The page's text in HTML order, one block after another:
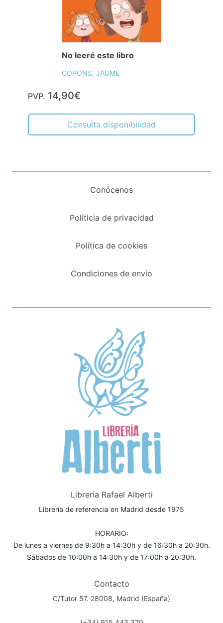
No leeré este libro
COPONS, JAUME
PVP. 14,90€
Consulta disponibilidad
Conócenos
Políticia de privacidad
Política de cookies
Condiciones de envío
Librería Rafael Alberti
Librería de referencia en Madrid desde 1975
HORARIO:
De lunes a viernes de 9:30h a 14:30h y de 16:30h a 20:30h.
Sábados de 10:00h a 14:30h y de 17:00h a 20:30h.
Contacto
C/Tutor 57. 28008, Madrid (España)